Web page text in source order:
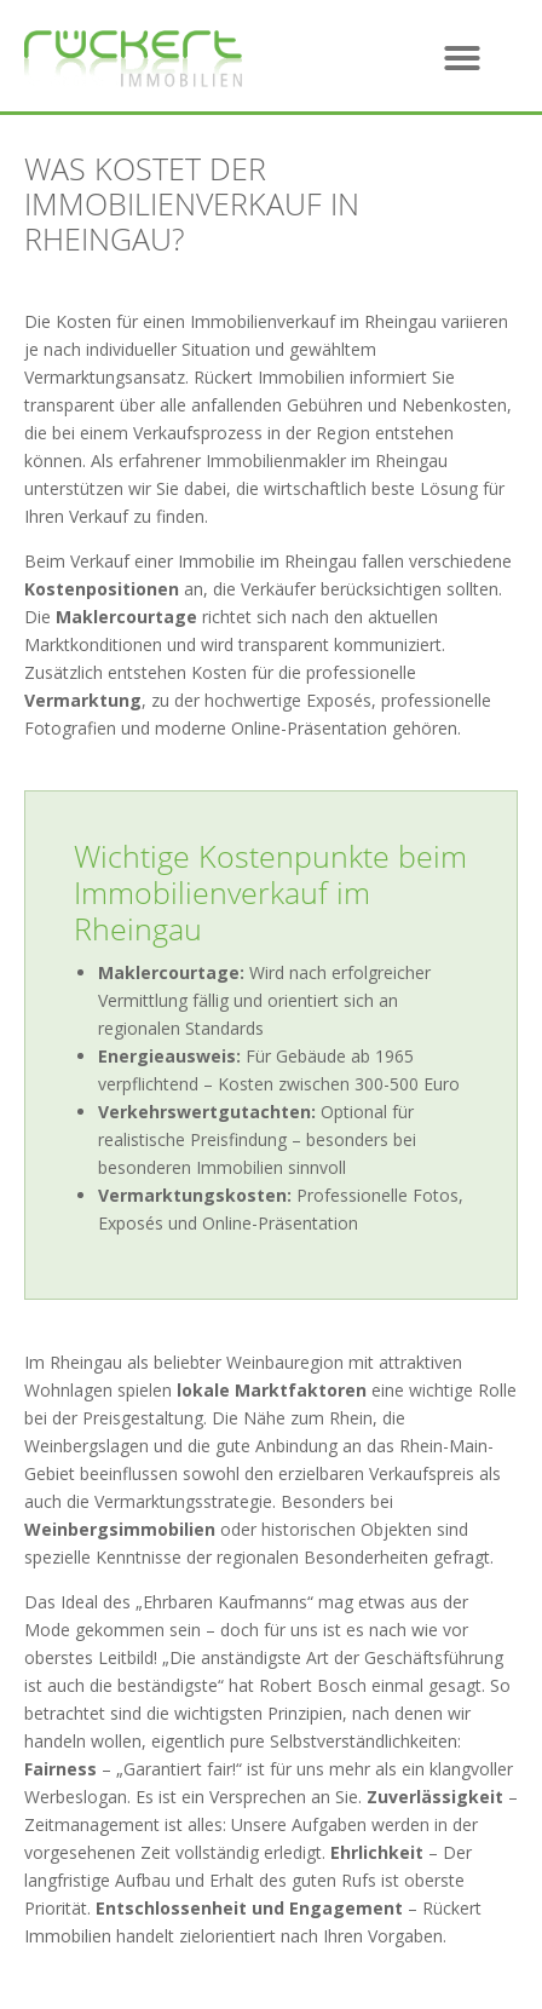
WAS KOSTET DER
IMMOBILIENVERKAUF IN
RHEINGAU?
Die Kosten für einen Immobilienverkauf im Rheingau variieren
je nach individueller Situation und gewähltem
Vermarktungsansatz. Rückert Immobilien informiert Sie
transparent über alle anfallenden Gebühren und Nebenkosten,
die bei einem Verkaufsprozess in der Region entstehen
können. Als erfahrener Immobilienmakler im Rheingau
unterstützen wir Sie dabei, die wirtschaftlich beste Lösung für
Ihren Verkauf zu finden.
Beim Verkauf einer Immobilie im Rheingau fallen verschiedene
Kostenpositionen an, die Verkäufer berücksichtigen sollten.
Die Maklercourtage richtet sich nach den aktuellen
Marktkonditionen und wird transparent kommuniziert.
Zusätzlich entstehen Kosten für die professionelle
Vermarktung, zu der hochwertige Exposés, professionelle
Fotografien und moderne Online-Präsentation gehören.
Wichtige Kostenpunkte beim
Immobilienverkauf im
Rheingau
Maklercourtage: Wird nach erfolgreicher
Vermittlung fällig und orientiert sich an
regionalen Standards
Energieausweis: Für Gebäude ab 1965
verpflichtend – Kosten zwischen 300-500 Euro
Verkehrswertgutachten: Optional für
realistische Preisfindung – besonders bei
besonderen Immobilien sinnvoll
Vermarktungskosten: Professionelle Fotos,
Exposés und Online-Präsentation
Im Rheingau als beliebter Weinbauregion mit attraktiven
Wohnlagen spielen lokale Marktfaktoren eine wichtige Rolle
bei der Preisgestaltung. Die Nähe zum Rhein, die
Weinbergslagen und die gute Anbindung an das Rhein-Main-
Gebiet beeinflussen sowohl den erzielbaren Verkaufspreis als
auch die Vermarktungsstrategie. Besonders bei
Weinbergsimmobilien oder historischen Objekten sind
spezielle Kenntnisse der regionalen Besonderheiten gefragt.
Das Ideal des „Ehrbaren Kaufmanns“ mag etwas aus der
Mode gekommen sein – doch für uns ist es nach wie vor
oberstes Leitbild! „Die anständigste Art der Geschäftsführung
ist auch die beständigste“ hat Robert Bosch einmal gesagt. So
betrachtet sind die wichtigsten Prinzipien, nach denen wir
handeln wollen, eigentlich pure Selbstverständlichkeiten:
Fairness – „Garantiert fair!“ ist für uns mehr als ein klangvoller
Werbeslogan. Es ist ein Versprechen an Sie. Zuverlässigkeit –
Zeitmanagement ist alles: Unsere Aufgaben werden in der
vorgesehenen Zeit vollständig erledigt. Ehrlichkeit – Der
langfristige Aufbau und Erhalt des guten Rufs ist oberste
Priorität. Entschlossenheit und Engagement – Rückert
Immobilien handelt zielorientiert nach Ihren Vorgaben.